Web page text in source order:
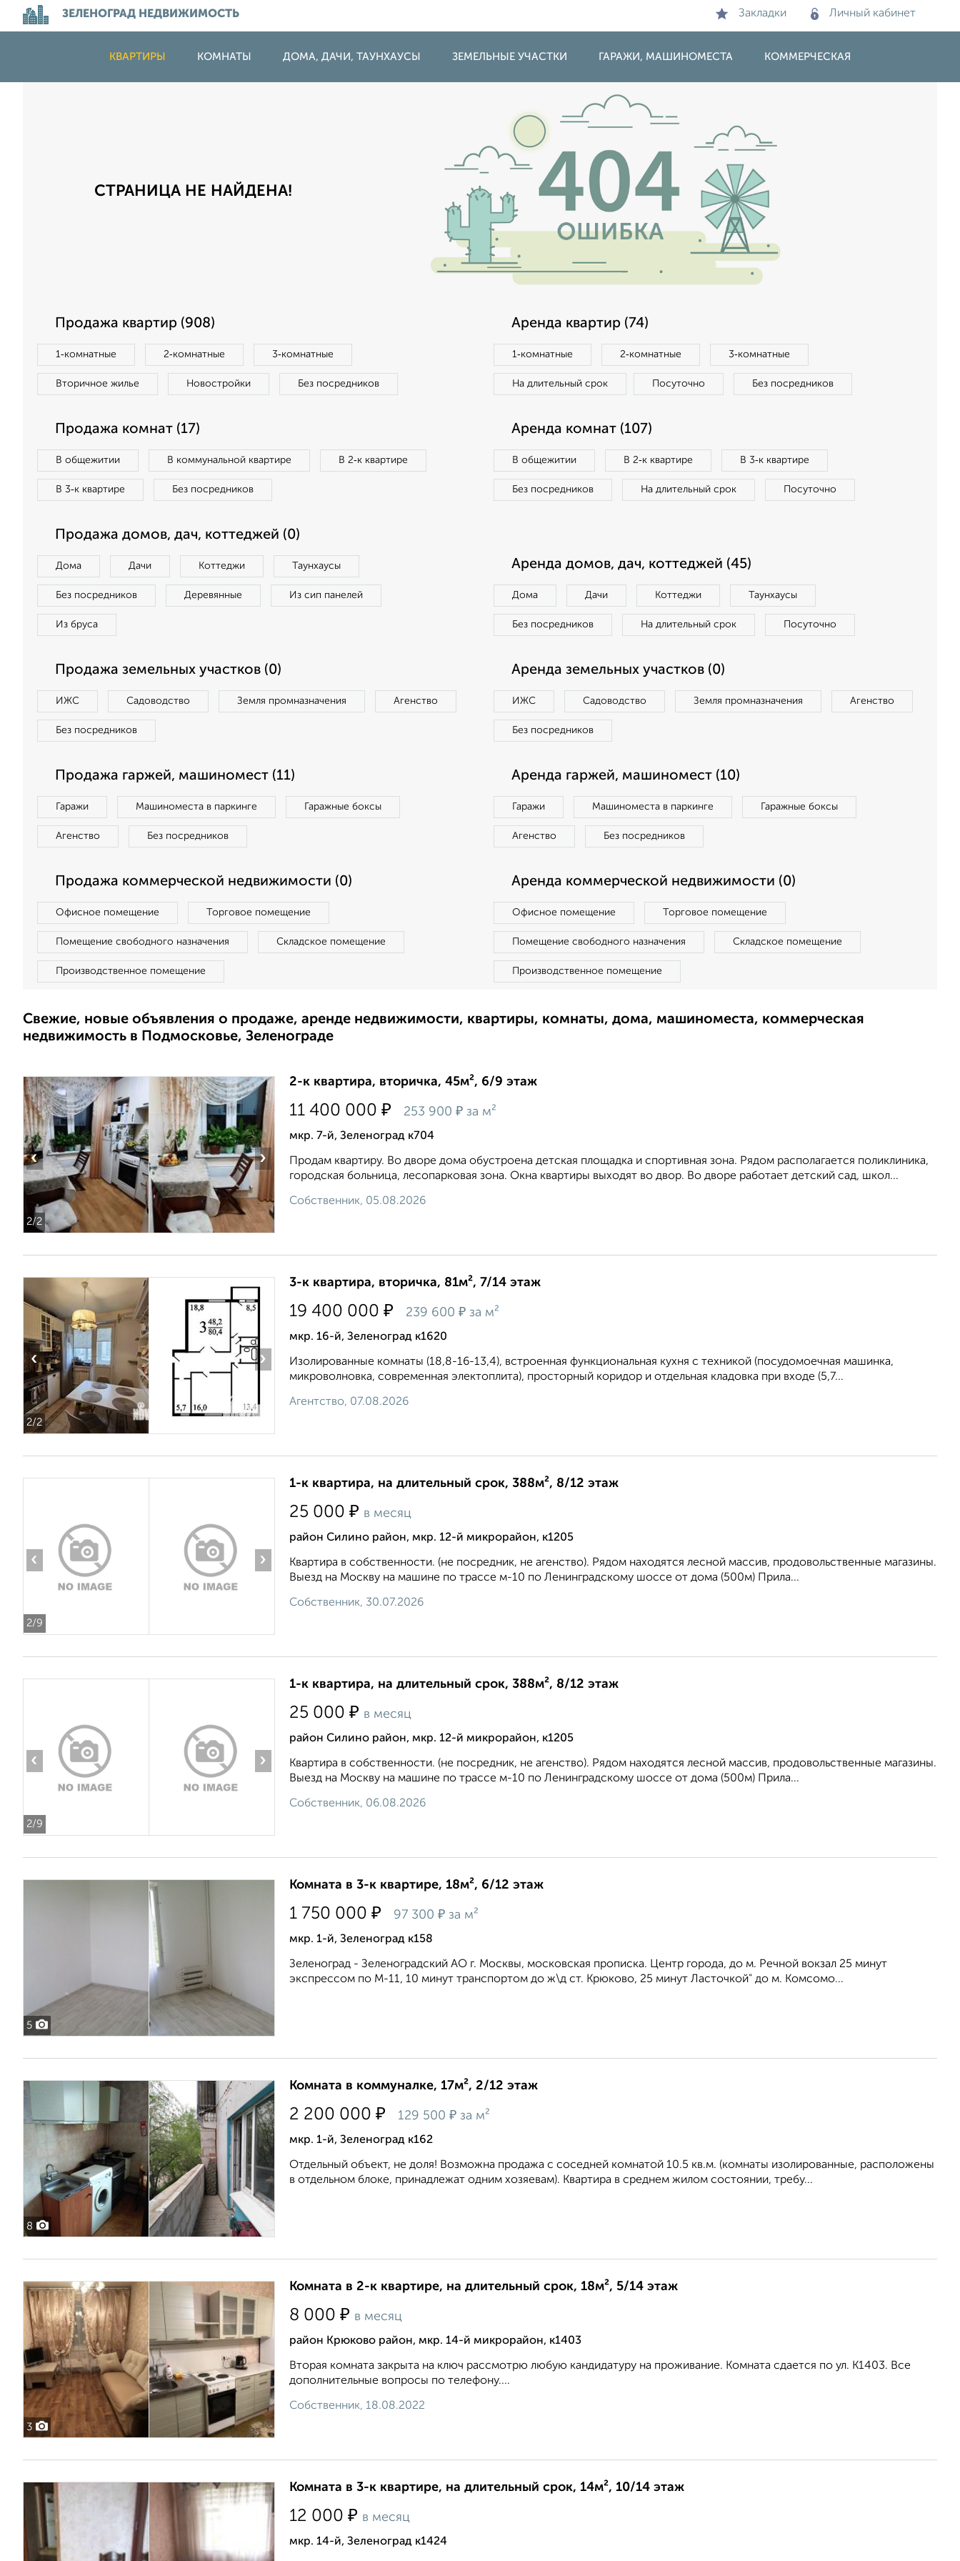
ЗЕЛЕНОГРАД НЕДВИЖИМОСТЬ Закладки Личный кабинет
КВАРТИРЫ КОМНАТЫ ДОМА, ДАЧИ, ТАУНХАУСЫ ЗЕМЕЛЬНЫЕ УЧАСТКИ ГАРАЖИ, МАШИНОМЕСТА КОММЕРЧЕСКАЯ
СТРАНИЦА НЕ НАЙДЕНА!
Продажа квартир (908)
1‑комнатные 2‑комнатные 3‑комнатные
Вторичное жилье Новостройки Без посредников
Аренда квартир (74)
1‑комнатные 2‑комнатные 3‑комнатные
На длительный срок Посуточно Без посредников
Продажа комнат (17)
В общежитии В коммунальной квартире В 2‑к квартире
В 3‑к квартире Без посредников
Аренда комнат (107)
В общежитии В 2‑к квартире В 3‑к квартире
Без посредников На длительный срок Посуточно
Продажа домов, дач, коттеджей (0)
Дома Дачи Коттеджи Таунхаусы
Без посредников Деревянные Из сип панелей
Из бруса
Аренда домов, дач, коттеджей (45)
Дома Дачи Коттеджи Таунхаусы
Без посредников На длительный срок Посуточно
Продажа земельных участков (0)
ИЖС Садоводство Земля промназначения Агенство
Без посредников
Аренда земельных участков (0)
ИЖС Садоводство Земля промназначения Агенство
Без посредников
Продажа гаржей, машиномест (11)
Гаражи Машиноместа в паркинге Гаражные боксы
Агенство Без посредников
Аренда гаржей, машиномест (10)
Гаражи Машиноместа в паркинге Гаражные боксы
Агенство Без посредников
Продажа коммерческой недвижимости (0)
Офисное помещение Торговое помещение
Помещение свободного назначения Складское помещение
Производственное помещение
Аренда коммерческой недвижимости (0)
Офисное помещение Торговое помещение
Помещение свободного назначения Складское помещение
Производственное помещение
Свежие, новые объявления о продаже, аренде недвижимости, квартиры, комнаты, дома, машиноместа, коммерческая
недвижимость в Подмосковье, Зеленограде
2/2
‹ ›
2-к квартира, вторичка, 45м², 6/9 этаж
11 400 000 ₽ 253 900 ₽ за м²
мкр. 7-й, Зеленоград к704
Продам квартиру. Во дворе дома обустроена детская площадка и спортивная зона. Рядом располагается поликлиника,
городская больница, лесопарковая зона. Окна квартиры выходят во двор. Во дворе работает детский сад, школ...
Собственник, 05.08.2026
2/2
‹ ›
3-к квартира, вторичка, 81м², 7/14 этаж
19 400 000 ₽ 239 600 ₽ за м²
мкр. 16-й, Зеленоград к1620
Изолированные комнаты (18,8-16-13,4), встроенная функциональная кухня с техникой (посудомоечная машинка,
микроволновка, современная электоплита), просторный коридор и отдельная кладовка при входе (5,7...
Агентство, 07.08.2026
2/9
‹ ›
1-к квартира, на длительный срок, 388м², 8/12 этаж
25 000 ₽ в месяц
район Силино район, мкр. 12-й микрорайон, к1205
Квартира в собственности. (не посредник, не агенство). Рядом находятся лесной массив, продовольственные магазины.
Выезд на Москву на машине по трассе м-10 по Ленинградскому шоссе от дома (500м) Прила...
Собственник, 30.07.2026
2/9
‹ ›
1-к квартира, на длительный срок, 388м², 8/12 этаж
25 000 ₽ в месяц
район Силино район, мкр. 12-й микрорайон, к1205
Квартира в собственности. (не посредник, не агенство). Рядом находятся лесной массив, продовольственные магазины.
Выезд на Москву на машине по трассе м-10 по Ленинградскому шоссе от дома (500м) Прила...
Собственник, 06.08.2026
5
Комната в 3-к квартире, 18м², 6/12 этаж
1 750 000 ₽ 97 300 ₽ за м²
мкр. 1-й, Зеленоград к158
Зеленоград - Зеленоградский АО г. Москвы, московская прописка. Центр города, до м. Речной вокзал 25 минут
экспрессом по М-11, 10 минут транспортом до ж\д ст. Крюково, 25 минут Ласточкой" до м. Комсомо...
8
Комната в коммуналке, 17м², 2/12 этаж
2 200 000 ₽ 129 500 ₽ за м²
мкр. 1-й, Зеленоград к162
Отдельный объект, не доля! Возможна продажа с соседней комнатой 10.5 кв.м. (комнаты изолированные, расположены
в отдельном блоке, принадлежат одним хозяевам). Квартира в среднем жилом состоянии, требу...
3
Комната в 2-к квартире, на длительный срок, 18м², 5/14 этаж
8 000 ₽ в месяц
район Крюково район, мкр. 14-й микрорайон, к1403
Вторая комната закрыта на ключ рассмотрю любую кандидатуру на проживание. Комната сдается по ул. К1403. Все
дополнительные вопросы по телефону....
Собственник, 18.08.2022
Комната в 3-к квартире, на длительный срок, 14м², 10/14 этаж
12 000 ₽ в месяц
мкр. 14-й, Зеленоград к1424